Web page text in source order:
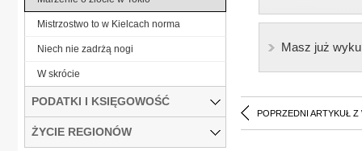
Masz już
POPRZEDNI ARTYKUŁ Z
Mistrzostwo to w Kielcach norma
Niech nie zadrżą nogi
W skrócie
PODATKI I KSIĘGOWOŚĆ
ŻYCIE REGIONÓW